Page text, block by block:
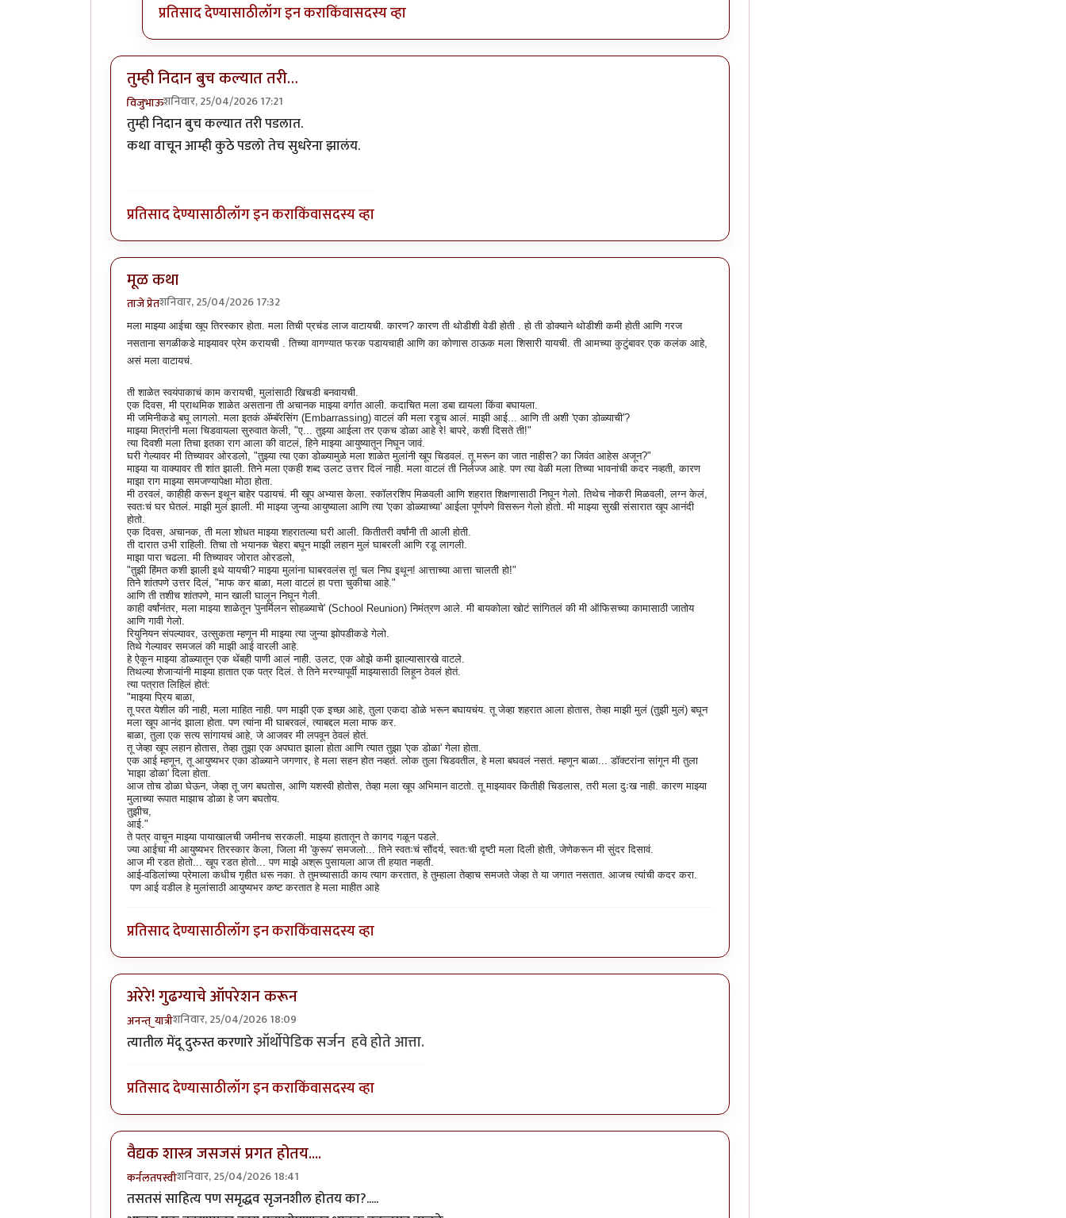
प्रतिसाद देण्यासाठीलॉग इन कराकिंवासदस्य व्हा
तुम्ही निदान बुच कल्यात तरी…
विजुभाऊशनिवार, 25/04/2026 17:21
तुम्ही निदान बुच कल्यात तरी पडलात.
कथा वाचून आम्ही कुठे पडलो तेच सुधरेना झालंय.
प्रतिसाद देण्यासाठीलॉग इन कराकिंवासदस्य व्हा
मूळ कथा
ताजे प्रेतशनिवार, 25/04/2026 17:32
मला माझ्या आईचा खूप तिरस्कार होता. मला तिची प्रचंड लाज वाटायची. कारण? कारण ती थोडीशी वेडी होती . हो ती डोक्याने थोडीशी कमी होती आणि गरज
नसताना सगळीकडे माझ्यावर प्रेम करायची . तिच्या वागण्यात फरक पडायचाही आणि का कोणास ठाऊक मला शिसारी यायची. ती आमच्या कुटुंबावर एक कलंक आहे,
असं मला वाटायचं.
ती शाळेत स्वयंपाकाचं काम करायची, मुलांसाठी खिचडी बनवायची.
एक दिवस, मी प्राथमिक शाळेत असताना ती अचानक माझ्या वर्गात आली. कदाचित मला डबा द्यायला किंवा बघायला.
मी जमिनीकडे बघू लागलो. मला इतकं ॲम्बॅरसिंग (Embarrassing) वाटलं की मला रडूच आलं. माझी आई... आणि ती अशी 'एका डोळ्याची'?
माझ्या मित्रांनी मला चिडवायला सुरुवात केली, "ए... तुझ्या आईला तर एकच डोळा आहे रे! बापरे, कशी दिसते ती!"
त्या दिवशी मला तिचा इतका राग आला की वाटलं, हिने माझ्या आयुष्यातून निघून जावं.
घरी गेल्यावर मी तिच्यावर ओरडलो, "तुझ्या त्या एका डोळ्यामुळे मला शाळेत मुलांनी खूप चिडवलं. तू मरून का जात नाहीस? का जिवंत आहेस अजून?"
माझ्या या वाक्यावर ती शांत झाली. तिने मला एकही शब्द उलट उत्तर दिलं नाही. मला वाटलं ती निर्लज्ज आहे. पण त्या वेळी मला तिच्या भावनांची कदर नव्हती, कारण
माझा राग माझ्या समजण्यापेक्षा मोठा होता.
मी ठरवलं, काहीही करून इथून बाहेर पडायचं. मी खूप अभ्यास केला. स्कॉलरशिप मिळवली आणि शहरात शिक्षणासाठी निघून गेलो. तिथेच नोकरी मिळवली, लग्न केलं,
स्वतःचं घर घेतलं. माझी मुलं झाली. मी माझ्या जुन्या आयुष्याला आणि त्या 'एका डोळ्याच्या' आईला पूर्णपणे विसरून गेलो होतो. मी माझ्या सुखी संसारात खूप आनंदी
होतो.
एक दिवस, अचानक, ती मला शोधत माझ्या शहरातल्या घरी आली. कितीतरी वर्षांनी ती आली होती.
ती दारात उभी राहिली. तिचा तो भयानक चेहरा बघून माझी लहान मुलं घाबरली आणि रडू लागली.
माझा पारा चढला. मी तिच्यावर जोरात ओरडलो,
"तुझी हिंमत कशी झाली इथे यायची? माझ्या मुलांना घाबरवलंस तू! चल निघ इथून! आत्ताच्या आत्ता चालती हो!"
तिने शांतपणे उत्तर दिलं, "माफ कर बाळा, मला वाटलं हा पत्ता चुकीचा आहे."
आणि ती तशीच शांतपणे, मान खाली घालून निघून गेली.
काही वर्षांनंतर, मला माझ्या शाळेतून 'पुनर्मिलन सोहळ्याचे' (School Reunion) निमंत्रण आले. मी बायकोला खोटं सांगितलं की मी ऑफिसच्या कामासाठी जातोय
आणि गावी गेलो.
रियुनियन संपल्यावर, उत्सुकता म्हणून मी माझ्या त्या जुन्या झोपडीकडे गेलो.
तिथे गेल्यावर समजलं की माझी आई वारली आहे.
हे ऐकून माझ्या डोळ्यातून एक थेंबही पाणी आलं नाही. उलट, एक ओझे कमी झाल्यासारखे वाटले.
तिथल्या शेजाऱ्यांनी माझ्या हातात एक पत्र दिलं. ते तिने मरण्यापूर्वी माझ्यासाठी लिहून ठेवलं होतं.
त्या पत्रात लिहिलं होतं:
"माझ्या प्रिय बाळा,
तू परत येशील की नाही, मला माहित नाही. पण माझी एक इच्छा आहे, तुला एकदा डोळे भरून बघायचंय. तू जेव्हा शहरात आला होतास, तेव्हा माझी मुलं (तुझी मुलं) बघून
मला खूप आनंद झाला होता. पण त्यांना मी घाबरवलं, त्याबद्दल मला माफ कर.
बाळा, तुला एक सत्य सांगायचं आहे, जे आजवर मी लपवून ठेवलं होतं.
तू जेव्हा खूप लहान होतास, तेव्हा तुझा एक अपघात झाला होता आणि त्यात तुझा 'एक डोळा' गेला होता.
एक आई म्हणून, तू आयुष्यभर एका डोळ्याने जगणार, हे मला सहन होत नव्हतं. लोक तुला चिडवतील, हे मला बघवलं नसतं. म्हणून बाळा... डॉक्टरांना सांगून मी तुला
'माझा डोळा' दिला होता.
आज तोच डोळा घेऊन, जेव्हा तू जग बघतोस, आणि यशस्वी होतोस, तेव्हा मला खूप अभिमान वाटतो. तू माझ्यावर कितीही चिडलास, तरी मला दुःख नाही. कारण माझ्या
मुलाच्या रूपात माझाच डोळा हे जग बघतोय.
तुझीच,
आई."
ते पत्र वाचून माझ्या पायाखालची जमीनच सरकली. माझ्या हातातून ते कागद गळून पडले.
ज्या आईचा मी आयुष्यभर तिरस्कार केला, जिला मी 'कुरूप' समजलो... तिने स्वतःचं सौंदर्य, स्वतःची दृष्टी मला दिली होती, जेणेकरून मी सुंदर दिसावं.
आज मी रडत होतो... खूप रडत होतो... पण माझे अश्रू पुसायला आज ती हयात नव्हती.
आई-वडिलांच्या प्रेमाला कधीच गृहीत धरू नका. ते तुमच्यासाठी काय त्याग करतात, हे तुम्हाला तेव्हाच समजते जेव्हा ते या जगात नसतात. आजच त्यांची कदर करा.
पण आई वडील हे मुलांसाठी आयुष्यभर कष्ट करतात हे मला माहीत आहे
प्रतिसाद देण्यासाठीलॉग इन कराकिंवासदस्य व्हा
अरेरे! गुढग्याचे ऑपरेशन करून
अनन्त्_यात्रीशनिवार, 25/04/2026 18:09
त्यातील मेंदू दुरुस्त करणारेऑर्थोपेडिक सर्जन हवे होते आत्ता.
प्रतिसाद देण्यासाठीलॉग इन कराकिंवासदस्य व्हा
वैद्यक शास्त्र जसजसं प्रगत होतय....
कर्नलतपस्वीशनिवार, 25/04/2026 18:41
तसतसं साहित्य पण समृद्धव सृजनशील होतय का?.....